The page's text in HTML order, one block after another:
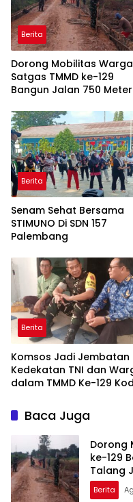
Berita
Dorong Mobilitas
Satgas TMMD ke-129
Bangun Jalan 750 Meter
Berita
Senam Sehat Bersama
STIMUNO Di SDN 157
Palembang
Berita
Komsos Jadi Jembatan
Kedekatan TNI dan
dalam TMMD Ke-129
Baca Juga
Dorong
ke-129
Talang
Berita